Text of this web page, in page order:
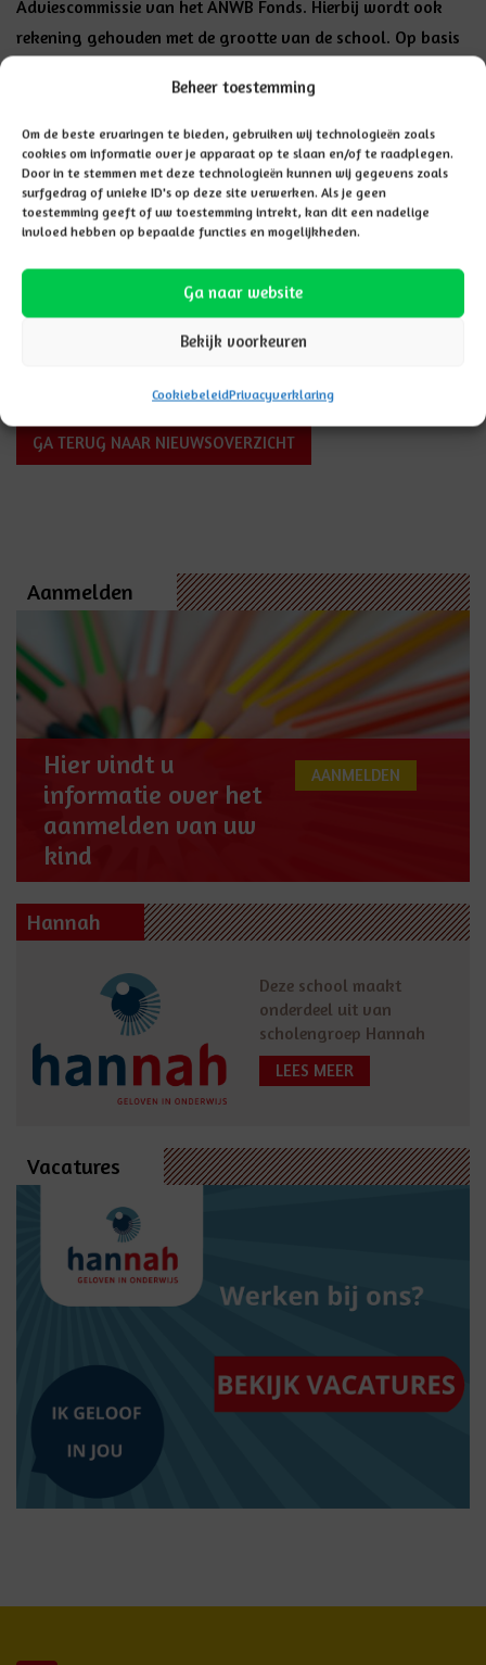
Beheer toestemming
Om de beste ervaringen te bieden, gebruiken wij technologieën zoals
cookies om informatie over je apparaat op te slaan en/of te raadplegen.
Door in te stemmen met deze technologieën kunnen wij gegevens zoals
surfgedrag of unieke ID's op deze site verwerken. Als je geen
toestemming geeft of uw toestemming intrekt, kan dit een nadelige
invloed hebben op bepaalde functies en mogelijkheden.
Ga naar website
Bekijk voorkeuren
CookiebeleidPrivacyverklaring
Adviescommissie van het ANWB Fonds. Hierbij wordt ook
rekening gehouden met de grootte van de school. Op basis
aanmeldformulier, bepaalt de Adviescommissie uiteindelijk
wie er wint. De winnaars worden op 21 juni geïnformeerd,
waarna het ANWB Verkeersplein tussen 5 juli en 10
september wordt aangelegd. Na de zomervakantie wordt
het plein feestelijk geopend.
Stem vóór 10 juni
Gun je basisschool de Fontein een ANWB Verkeersplein? Stem
dan tussen 21 mei en 10 juni viaanwb.nl/verkeerspleinen
GA TERUG NAAR NIEUWSOVERZICHT
Aanmelden
Hier vindt u
informatie over het
aanmelden van uw
kind
AANMELDEN
Hannah
Deze school maakt
onderdeel uit van
scholengroep Hannah
LEES MEER
Vacatures